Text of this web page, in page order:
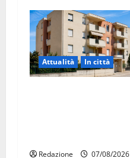
Attualità In città
Redazione
07/08/2026